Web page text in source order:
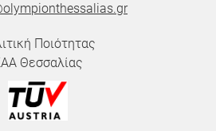
Ποιότητας
Θεσσαλίας